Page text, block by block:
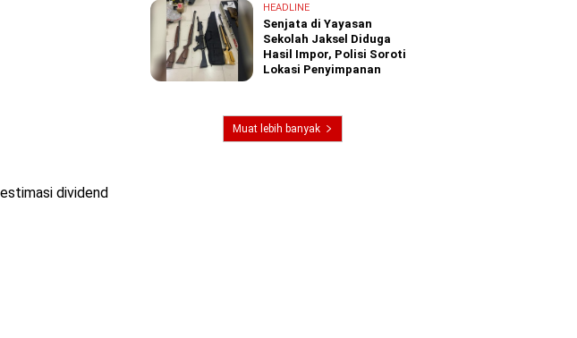
dividend
HEADLINE
Senjata di Yayasan
Sekolah Jaksel Diduga
Hasil Impor, Polisi Soroti
Lokasi Penyimpanan
Muat lebih banyak